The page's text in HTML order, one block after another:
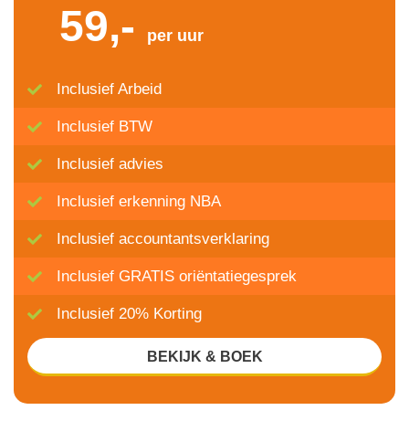
59,- per uur
Inclusief Arbeid
Inclusief BTW
Inclusief advies
Inclusief erkenning NBA
Inclusief accountantsverklaring
Inclusief GRATIS oriëntatiegesprek
Inclusief 20% Korting
BEKIJK & BOEK